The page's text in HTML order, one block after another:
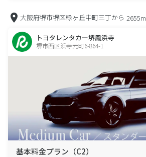
大阪府堺市堺区緑ヶ丘中町三丁から 2655m
トヨタレンタカー堺鳳浜寺
堺市西区浜寺元町6-864-1
基本料金プラン（C2）